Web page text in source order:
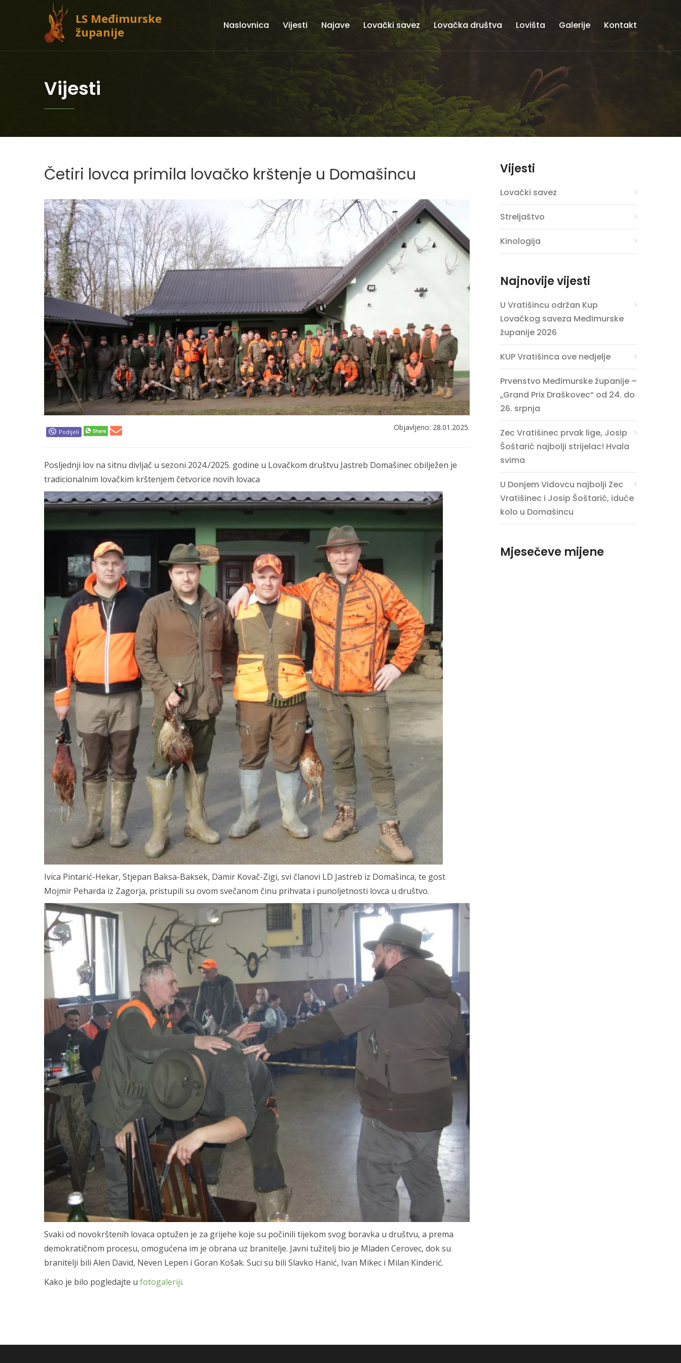
LS Međimurske
županije
Naslovnica Vijesti Najave Lovački savez Lovačka društva Lovišta Galerije Kontakt
Vijesti
Četiri lovca primila lovačko krštenje u Domašincu
Podijeli Objavljeno: 28.01.2025.
Posljednji lov na sitnu divljač u sezoni 2024./2025. godine u Lovačkom društvu Jastreb Domašinec obilježen je
tradicionalnim lovačkim krštenjem četvorice novih lovaca
Ivica Pintarić-Hekar, Stjepan Baksa-Baksek, Damir Kovač-Zigi, svi članovi LD Jastreb iz Domašinca, te gost
Mojmir Peharda iz Zagorja, pristupili su ovom svečanom činu prihvata i punoljetnosti lovca u društvo.
Svaki od novokrštenih lovaca optužen je za grijehe koje su počinili tijekom svog boravka u društvu, a prema
demokratičnom procesu, omogućena im je obrana uz branitelje. Javni tužitelj bio je Mladen Cerovec, dok su
branitelji bili Alen David, Neven Lepen i Goran Košak. Suci su bili Slavko Hanić, Ivan Mikec i Milan Kinderić.
Kako je bilo pogledajte u fotogaleriji.
Vijesti
Lovački savez
Streljaštvo
Kinologija
Najnovije vijesti
U Vratišincu održan Kup
Lovačkog saveza Međimurske
županije 2026
KUP Vratišinca ove nedjelje
Prvenstvo Međimurske županije –
„Grand Prix Draškovec“ od 24. do
26. srpnja
Zec Vratišinec prvak lige, Josip
Šoštarić najbolji strijelac! Hvala
svima
U Donjem Vidovcu najbolji Zec
Vratišinec i Josip Šoštarić, iduće
kolo u Domašincu
Mjesečeve mijene